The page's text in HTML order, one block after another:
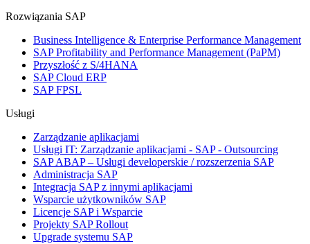
Rozwiązania SAP
Business Intelligence & Enterprise Performance Management
SAP Profitability and Performance Management (PaPM)
Przyszłość z S/4HANA
SAP Cloud ERP
SAP FPSL
Usługi
Zarządzanie aplikacjami
Usługi IT: Zarządzanie aplikacjami - SAP - Outsourcing
SAP ABAP – Usługi developerskie / rozszerzenia SAP
Administracja SAP
Integracja SAP z innymi aplikacjami
Wsparcie użytkowników SAP
Licencje SAP i Wsparcie
Projekty SAP Rollout
Upgrade systemu SAP